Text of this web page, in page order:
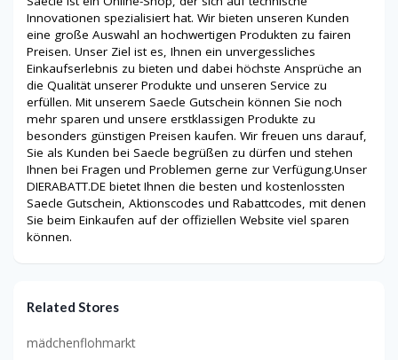
Innovationen spezialisiert hat. Wir bieten unseren Kunden
eine große Auswahl an hochwertigen Produkten zu fairen
Preisen. Unser Ziel ist es, Ihnen ein unvergessliches
Einkaufserlebnis zu bieten und dabei höchste Ansprüche an
die Qualität unserer Produkte und unseren Service zu
erfüllen. Mit unserem Saecle Gutschein können Sie noch
mehr sparen und unsere erstklassigen Produkte zu
besonders günstigen Preisen kaufen. Wir freuen uns darauf,
Sie als Kunden bei Saecle begrüßen zu dürfen und stehen
Ihnen bei Fragen und Problemen gerne zur Verfügung.Unser
DIERABATT.DE bietet Ihnen die besten und kostenlossten
Saecle Gutschein, Aktionscodes und Rabattcodes, mit denen
Sie beim Einkaufen auf der offiziellen Website viel sparen
können.
Related Stores
mädchenflohmarkt